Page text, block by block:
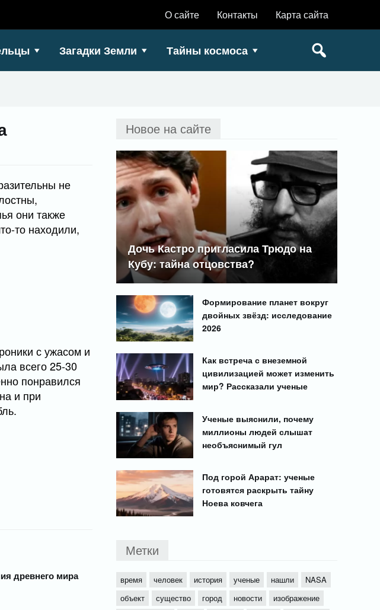
О сайте Контакты Карта сайта
Загадки Земли Тайны космоса
не
они также
то находили,
с ужасом и
всего 25-30
понравился
и при
древнего мира
Новое на сайте
Дочь Кастро пригласила Трюдо на
Кубу: тайна отцовства?
Формирование планет вокруг
двойных звёзд: исследование
2026
Как встреча с внеземной
цивилизацией может изменить
мир? Рассказали ученые
Ученые выяснили, почему
миллионы людей слышат
необъяснимый гул
Под горой Арарат: ученые
готовятся раскрыть тайну
Ноева ковчега
Метки
время человек история ученые нашли
NASA
объект
существо город новости
изображение